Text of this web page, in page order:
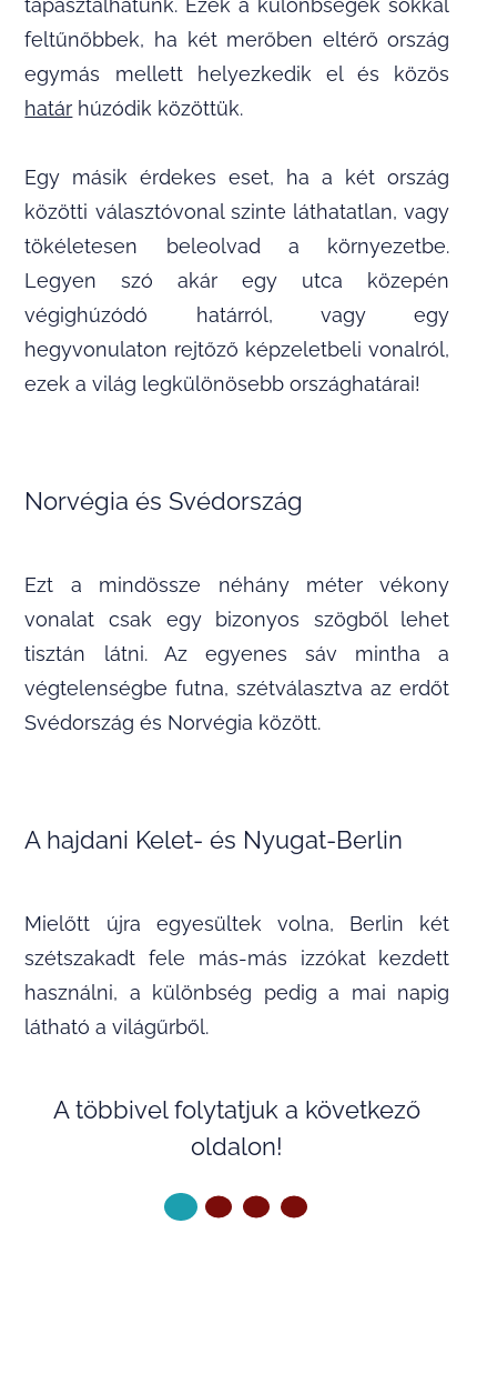
tapasztalhatunk. Ezek a különbségek sokkal
feltűnőbbek, ha két merőben eltérő ország
egymás mellett helyezkedik el és közös
határ húzódik közöttük.
Egy másik érdekes eset, ha a két ország
közötti választóvonal szinte láthatatlan, vagy
tökéletesen beleolvad a környezetbe.
Legyen szó akár egy utca közepén
végighúzódó határról, vagy egy
hegyvonulaton rejtőző képzeletbeli vonalról,
ezek a világ legkülönösebb országhatárai!
Norvégia és Svédország
Ezt a mindössze néhány méter vékony
vonalat csak egy bizonyos szögből lehet
tisztán látni. Az egyenes sáv mintha a
végtelenségbe futna, szétválasztva az erdőt
Svédország és Norvégia között.
A hajdani Kelet- és Nyugat-Berlin
Mielőtt újra egyesültek volna, Berlin két
szétszakadt fele más-más izzókat kezdett
használni, a különbség pedig a mai napig
látható a világűrből.
A többivel folytatjuk a következő
oldalon!